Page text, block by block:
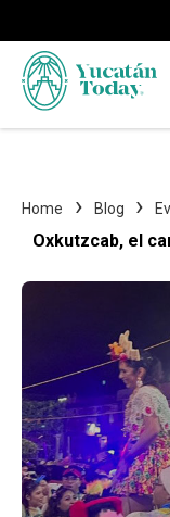
Home Blog
Oxkutzcab, el